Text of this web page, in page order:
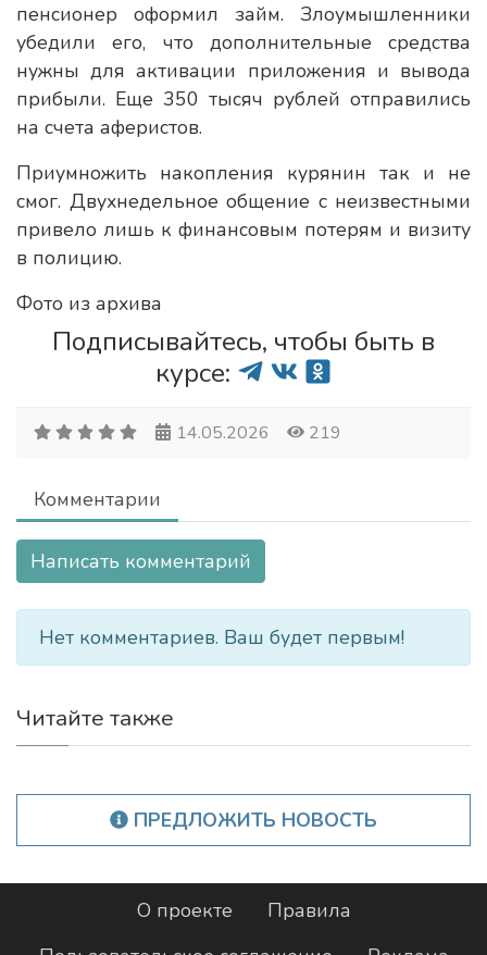
пенсионер оформил займ. Злоумышленники
убедили его, что дополнительные средства
нужны для активации приложения и вывода
прибыли. Еще 350 тысяч рублей отправились
на счета аферистов.
Приумножить накопления курянин так и не
смог. Двухнедельное общение с неизвестными
привело лишь к финансовым потерям и визиту
в полицию.
Фото из архива
Подписывайтесь, чтобы быть в
курсе:
14.05.2026 219
Комментарии
Написать комментарий
Нет комментариев. Ваш будет первым!
Читайте также
ПРЕДЛОЖИТЬ НОВОСТЬ
О проекте
Правила